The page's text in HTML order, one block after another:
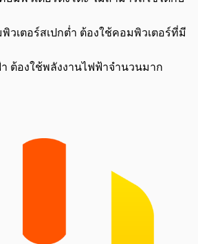
วเตอร์สเปกต่ำ ต้องใช้คอมพิวเตอร์ที่มี
ต้องใช้พลังงานไฟฟ้าจำนวนมาก